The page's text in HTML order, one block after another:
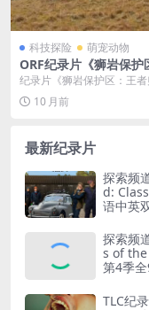
科技探险 萌宠动物
ORF纪录片《狮岩保护
者归来 Lionsrock
The King 2014》英语
0P/MP4/1.21GB 野外
纪录片《狮岩保护区：王者
来》：从囚笼到草原的生命
南非自由州省的广袤草原...
10 月前
最新纪录片
探索频
d:
语中英
探索频
s of the
第4季
TLC纪